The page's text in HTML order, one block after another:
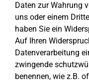
Daten zur Wahrung
uns oder einem
haben Sie ein
Auf Ihren
Datenverarbeitung
zwingende
benennen, wie z.B.